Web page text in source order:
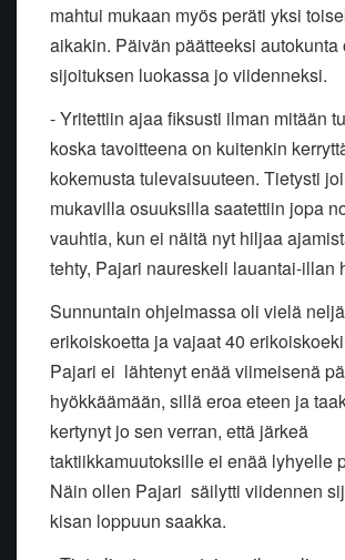
mahtui mukaan myös peräti yksi
aikakin. Päivän päätteeksi autokunta
sijoituksen luokassa jo viidenneksi.
- Yritettiin ajaa fiksusti ilman mitään
koska tavoitteena on kuitenkin
kokemusta tulevaisuuteen. Tietysti
mukavilla osuuksilla saatettiin jopa
vauhtia, kun ei näitä nyt hiljaa
tehty, Pajari naureskeli lauantai-illan
Sunnuntain ohjelmassa oli vielä neljä
erikoiskoetta ja vajaat 40
Pajari ei lähtenyt enää viimeisenä
hyökkäämään, sillä eroa eteen ja
kertynyt jo sen verran, että järkeä
taktiikkamuutoksille ei enää lyhyelle
Näin ollen Pajari säilytti viidennen
kisan loppuun saakka.